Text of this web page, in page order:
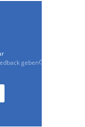
geben